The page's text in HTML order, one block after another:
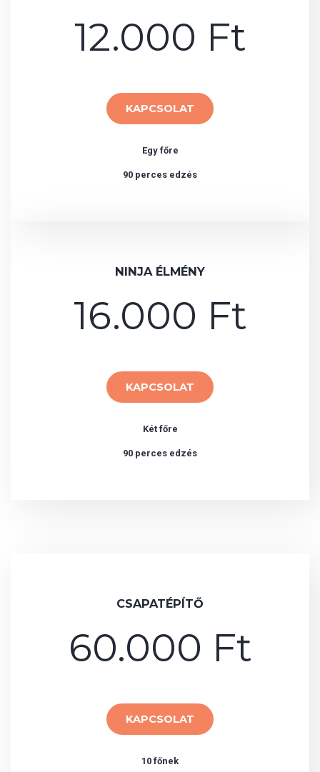
12.000 Ft
KAPCSOLAT
Egy főre
90 perces edzés
NINJA ÉLMÉNY
16.000 Ft
KAPCSOLAT
Két főre
90 perces edzés
CSAPATÉPÍTŐ
60.000 Ft
KAPCSOLAT
10 főnek